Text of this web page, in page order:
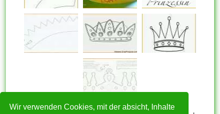
Wir verwenden Cookies, mit der absicht, Inhalte